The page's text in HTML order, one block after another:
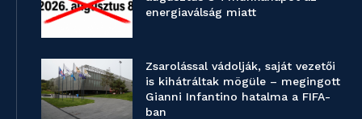
energiaválság miatt
Zsarolással vádolják, saját vezetői
is kihátráltak mögüle – megingott
Gianni Infantino hatalma a FIFA-
ban